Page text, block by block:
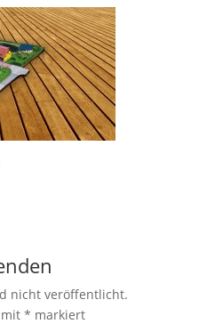
nicht veröffentlicht.
* markiert